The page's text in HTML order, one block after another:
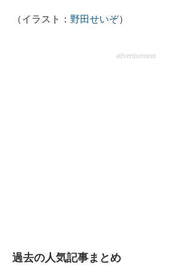
製造業のIT導入・活用を支援
（イラスト： 野田せいぞ）
advertisement
過去の人気記事まとめ